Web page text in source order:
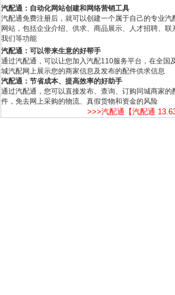
汽配通：自动化网站创建和网络营销工具
汽配通免费注册后，就可以创建一个属于自己的专业汽
网站，包括企业介绍、供求、商品展示、人才招聘、联
我们等功能
汽配通：可以带来生意的好帮手
通过汽配通，可以让您加入汽配110服务平台，在全国
城汽配网上展示您的商家信息及发布的配件供求信息
汽配通：节省成本、提高效率的好助手
通过汽配通，您可以直接发布、查询、订购同城商家的
件，免去网上采购的物流、真假货物和资金的风险
>>>汽配通【汽配通 13.63